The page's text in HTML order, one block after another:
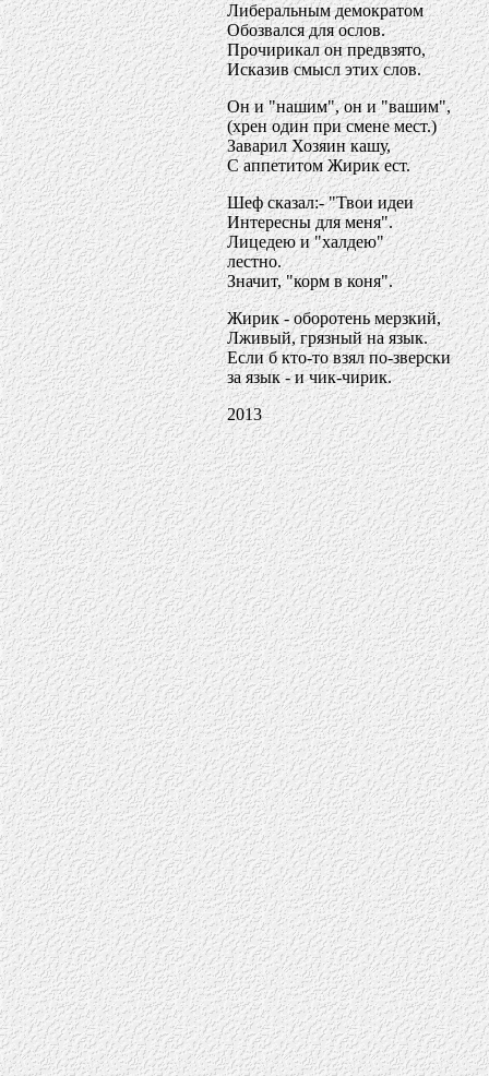
Либеральным демократом
Обозвался для ослов.
Прочирикал он предвзято,
Исказив смысл этих слов.
Он и "нашим", он и "вашим",
(хрен один при смене мест.)
Заварил Хозяин кашу,
С аппетитом Жирик ест.
Шеф сказал:- "Твои идеи
Интересны для меня".
Лицедею и "халдею"
лестно.
Значит, "корм в коня".
Жирик - оборотень мерзкий,
Лживый, грязный на язык.
Если б кто-то взял по-зверски
за язык - и чик-чирик.
2013